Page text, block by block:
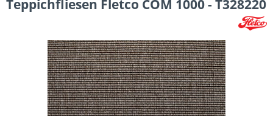
Teppichfliesen Fletco COM 1000 - T328220